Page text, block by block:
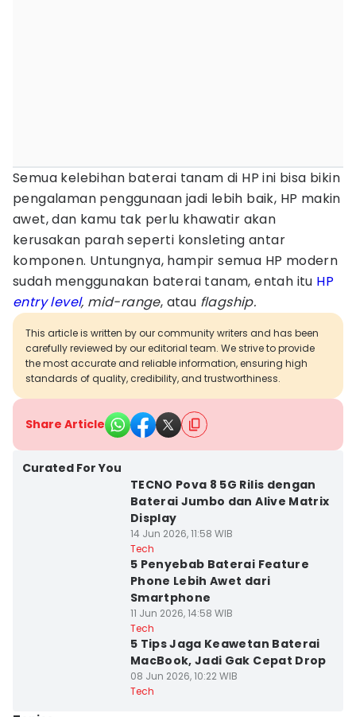
Semua kelebihan baterai tanam di HP ini bisa bikin
pengalaman penggunaan jadi lebih baik, HP makin
awet, dan kamu tak perlu khawatir akan
kerusakan parah seperti konsleting antar
komponen. Untungnya, hampir semua HP modern
sudah menggunakan baterai tanam, entah itu HP
entry level, mid-range, atau flagship.
This article is written by our community writers and has been
carefully reviewed by our editorial team. We strive to provide
the most accurate and reliable information, ensuring high
standards of quality, credibility, and trustworthiness.
Share Article
Curated For You
TECNO Pova 8 5G Rilis dengan
Baterai Jumbo dan Alive Matrix
Display
14 Jun 2026, 11:58 WIB
Tech
5 Penyebab Baterai Feature
Phone Lebih Awet dari
Smartphone
11 Jun 2026, 14:58 WIB
Tech
5 Tips Jaga Keawetan Baterai
MacBook, Jadi Gak Cepat Drop
08 Jun 2026, 10:22 WIB
Tech